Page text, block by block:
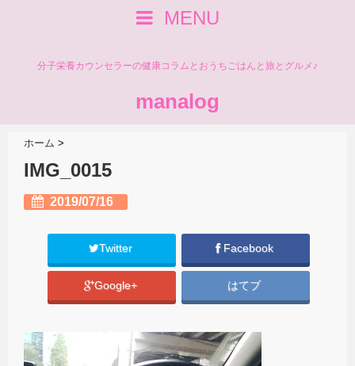
MENU
分子栄養カウンセラーの健康コラムとおうちごはんと旅とグルメ♪
manalog
ホーム >
IMG_0015
2019/07/16
Twitter Facebook
Google+ はてブ